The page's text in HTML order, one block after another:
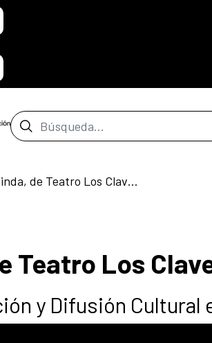
Barra de búsqueda
El Hada Hermosinda, de Teatro Los Claveles
Teatro Los
y Difusión Cultural